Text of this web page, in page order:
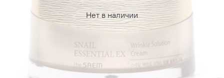
Нет в наличии